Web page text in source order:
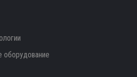
оборудование